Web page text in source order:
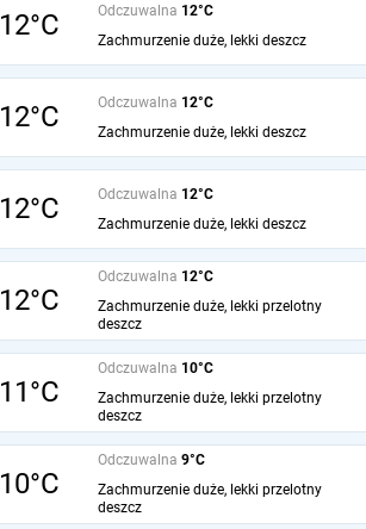
12°C Odczuwalna 12°C
Zachmurzenie duże, lekki deszcz
12°C Odczuwalna 12°C
Zachmurzenie duże, lekki deszcz
12°C Odczuwalna 12°C
Zachmurzenie duże, lekki deszcz
12°C
Odczuwalna 12°C
Zachmurzenie duże, lekki przelotny
deszcz
11°C
Odczuwalna 10°C
Zachmurzenie duże, lekki przelotny
deszcz
10°C
Odczuwalna 9°C
Zachmurzenie duże, lekki przelotny
deszcz